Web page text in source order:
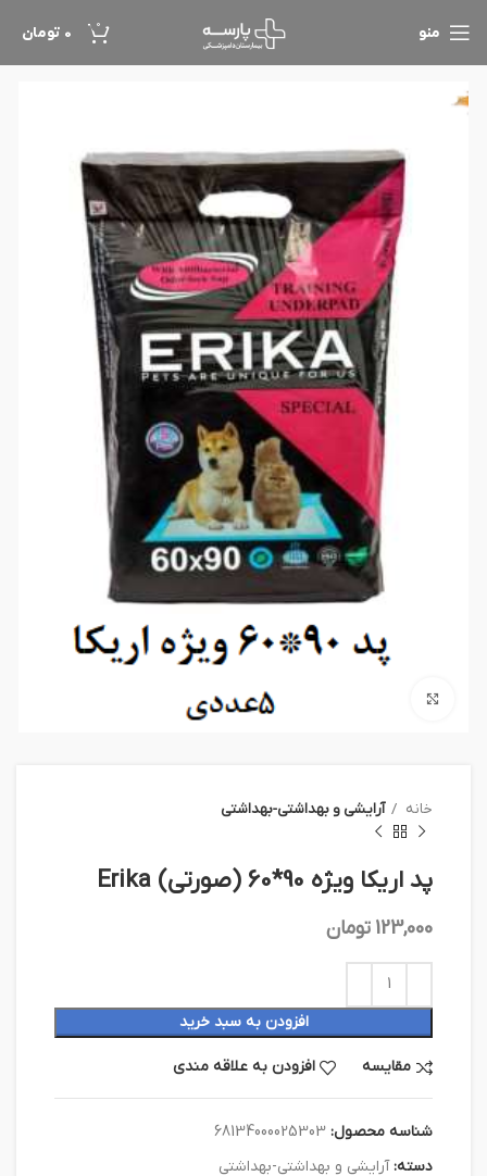
منو 0
0 تومان
خانه آرايشي و بهداشتي-بهداشتي
پد اريكا ويژه 90*60 (صورتي) Erika
123,000 تومان
افزودن به سبد خرید
مقایسه افزودن به علاقه مندی
شناسه محصول: 68134000025303
دسته: آرايشي و بهداشتي-بهداشتي